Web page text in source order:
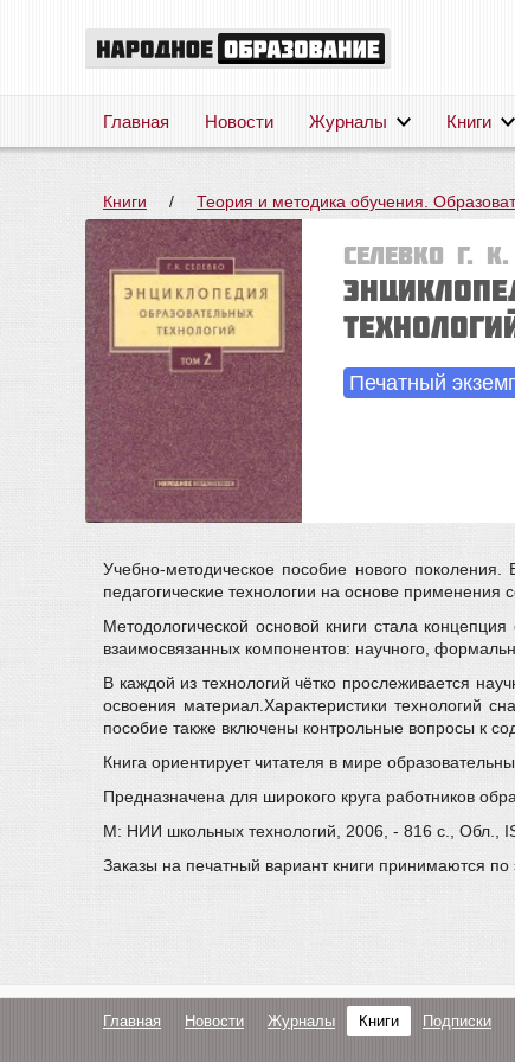
Главная Новости Журналы Книги
Книги / Теория и методика обучения.
Селевко Г. К.
Печатный
Учебно-методическое пособие нового
педагогические технологии на основе
Методологической основой книги стала
взаимосвязанных компонентов: научного,
В каждой из технологий чётко прослеживается
освоения материал.Характеристики технологий
пособие также включены контрольные вопросы к
Книга ориентирует читателя в мире
Предназначена для широкого круга работников
М: НИИ школьных технологий, 2006, - 816 с., Обл.,
Заказы на печатный вариант книги принимаются по
Главная Новости Журналы Книги Подписки